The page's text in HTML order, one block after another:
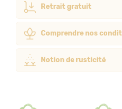
Retrait gratuit
Comprendre nos
Notion de rusticité